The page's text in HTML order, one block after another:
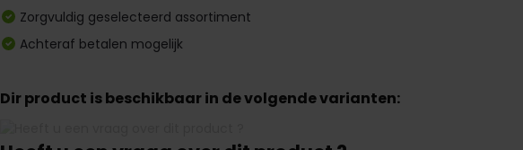
Zorgvuldig geselecteerd assortiment
Achteraf betalen mogelijk
Dir product is beschikbaar in de volgende varianten: